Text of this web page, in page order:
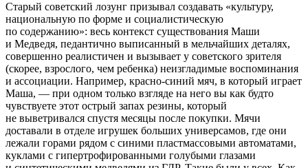
Старый советский лозунг призывал создавать «культуру,
национальную по форме и социалистическую
по содержанию»: весь контекст существования Маши
и Медведя, педантично выписанный в мельчайших деталях,
совершенно реалистичен и вызывает у советского зрителя
(скорее, взрослого, чем ребенка) неизгладимые воспоминания
и ассоциации. Например, красно-синий мяч, в который играет
Маша, — при одном только взгляде на него вы как будто
чувствуете этот острый запах резины, который
не выветривался спустя месяцы после покупки. Мячи
доставали в отделе игрушек больших универсамов, где они
лежали горами рядом с синими пластмассовыми автоматами,
куклами с гипертрофированными голубыми глазами